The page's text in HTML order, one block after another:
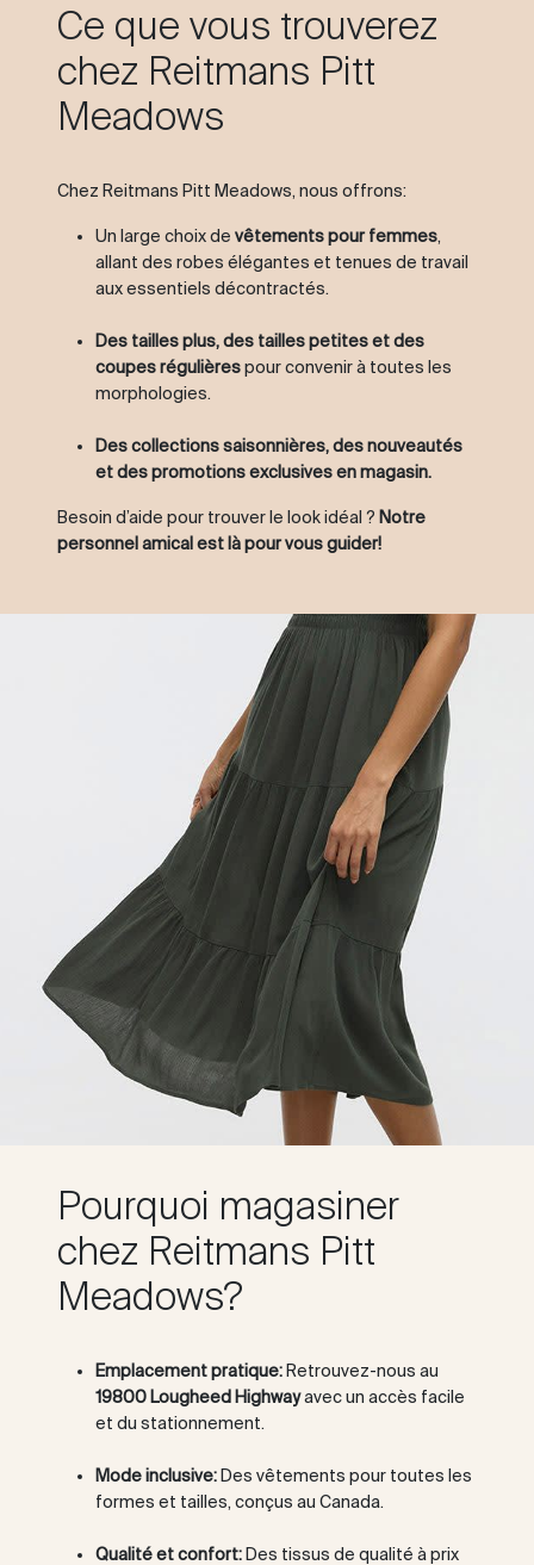
Ce que vous trouverez
chez Reitmans Pitt
Meadows
Chez Reitmans Pitt Meadows, nous offrons:
Un large choix de vêtements pour femmes,
allant des robes élégantes et tenues de travail
aux essentiels décontractés.
Des tailles plus, des tailles petites et des
coupes régulièrespour convenir à toutes les
morphologies.
Des collections saisonnières, des nouveautés
et des promotions exclusives en magasin.
Besoin d’aide pour trouver le look idéal ? Notre
personnel amical est là pour vous guider!
Pourquoi magasiner
chez Reitmans Pitt
Meadows?
Emplacement pratique: Retrouvez-nous au
19800 Lougheed Highwayavec un accès facile
et du stationnement.
Mode inclusive: Des vêtements pour toutes les
formes et tailles, conçus au Canada.
Qualité et confort: Des tissus de qualité à prix